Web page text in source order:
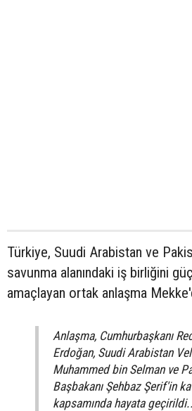
Türkiye, Suudi Arabistan ve
savunma alanındaki iş birliğini
amaçlayan ortak anlaşma
Anlaşma, Cumhurbaşkanı
Erdoğan, Suudi Arabistan
Muhammed bin Selman ve
Başbakanı Şehbaz Şerif'in
kapsamında hayata geçirildi..